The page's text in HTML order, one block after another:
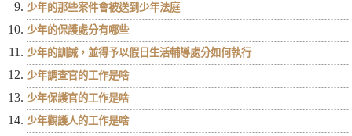
少年的那些案件會被送到少年法庭
少年的保護處分有哪些
少年的訓誡，並得予以假日生活輔導處分如何執行
少年調查官的工作是啥
少年保護官的工作是啥
少年觀護人的工作是啥